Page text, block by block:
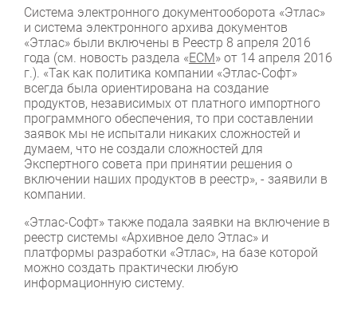
Система электронного документооборота «Этлас»
и система электронного архива документов
«Этлас» были включены в Реестр 8 апреля 2016
года (см. новость раздела «ЕСМ» от 14 апреля 2016
г.). «Так как политика компании «Этлас-Софт»
всегда была ориентирована на создание
продуктов, независимых от платного импортного
программного обеспечения, то при составлении
заявок мы не испытали никаких сложностей и
думаем, что не создали сложностей для
Экспертного совета при принятии решения о
включении наших продуктов в реестр», - заявили в
компании.
«Этлас-Софт» также подала заявки на включение в
реестр системы «Архивное дело Этлас» и
платформы разработки «Этлас», на базе которой
можно создать практически любую
информационную систему.